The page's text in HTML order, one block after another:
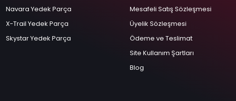
Navara Yedek Parça
X-Trail Yedek Parça
Skystar Yedek Parça
Mesafeli Satış Sözleşmesi
Üyelik Sözleşmesi
Ödeme ve Teslimat
Site Kullanım Şartları
Blog